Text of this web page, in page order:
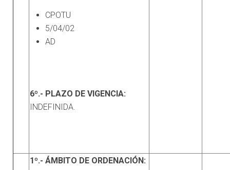
CPOTU
5/04/02
AD
6º.- PLAZO DE VIGENCIA:
INDEFINIDA.
1º.- ÁMBITO DE ORDENACIÓN: